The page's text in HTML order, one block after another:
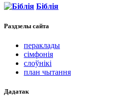
Біблія
Раздзелы сайта
пераклады
сімфонія
слоўнікі
план чытання
Дадатак